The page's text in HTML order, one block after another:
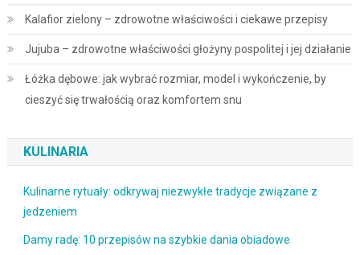
Kalafior zielony – zdrowotne właściwości i ciekawe przepisy
Jujuba – zdrowotne właściwości głożyny pospolitej i jej działanie
Łóżka dębowe: jak wybrać rozmiar, model i wykończenie, by
cieszyć się trwałością oraz komfortem snu
KULINARIA
Kulinarne rytuały: odkrywaj niezwykłe tradycje związane z
jedzeniem
Damy radę: 10 przepisów na szybkie dania obiadowe